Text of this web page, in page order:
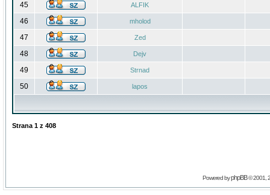
45 ALFIK
46 mholod
47 Zed
48 Dejv
49 Strnad
50 lapos
Strana 1 z 408
Powered byphpBB© 2001,